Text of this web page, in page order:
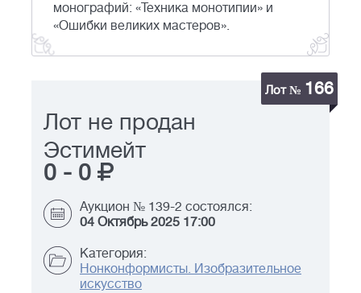
монографий: «Техника монотипии» и
«Ошибки великих мастеров».
Лот № 166
Лот не продан
Эстимейт
0 - 0
Аукцион № 139-2 состоялся:
04 Октябрь 2025 17:00
Категория:
Нонконформисты. Изобразительное
искусство